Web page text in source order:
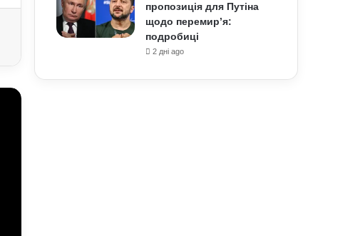
пропозиція для Путіна
щодо перемир’я:
подробиці
2 дні ago